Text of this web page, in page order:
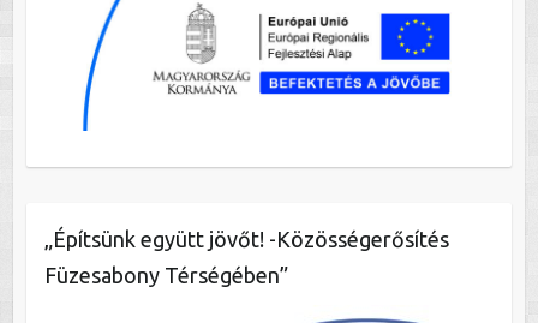
„Építsünk együtt jövőt! -Közösségerősítés
Füzesabony Térségében”